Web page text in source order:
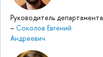
Руководитель департамента
– Соколов Евгений
Андреевич